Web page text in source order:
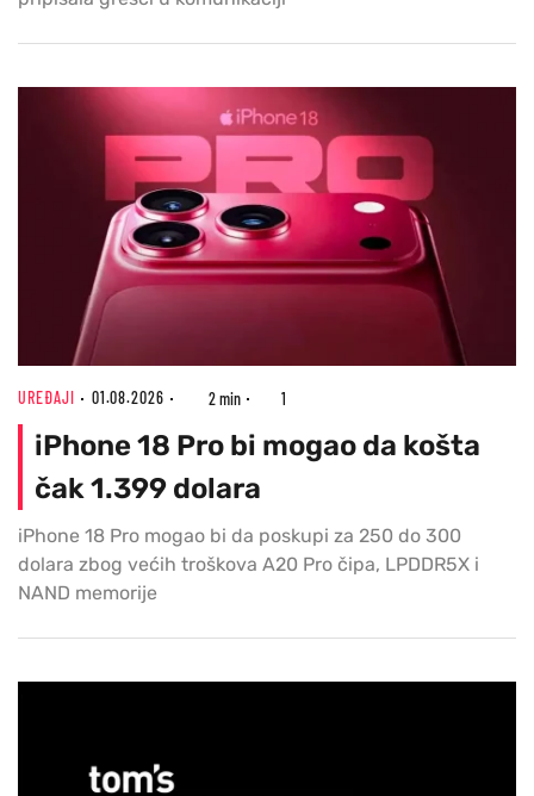
UREĐAJI 01.08.2026 2 min 1
iPhone 18 Pro bi mogao da košta
čak 1.399 dolara
iPhone 18 Pro mogao bi da poskupi za 250 do 300
dolara zbog većih troškova A20 Pro čipa, LPDDR5X i
NAND memorije